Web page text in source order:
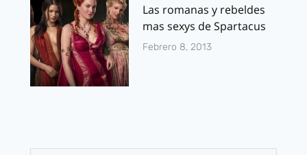
Las romanas y rebeldes
mas sexys de Spartacus
Febrero 8, 2013